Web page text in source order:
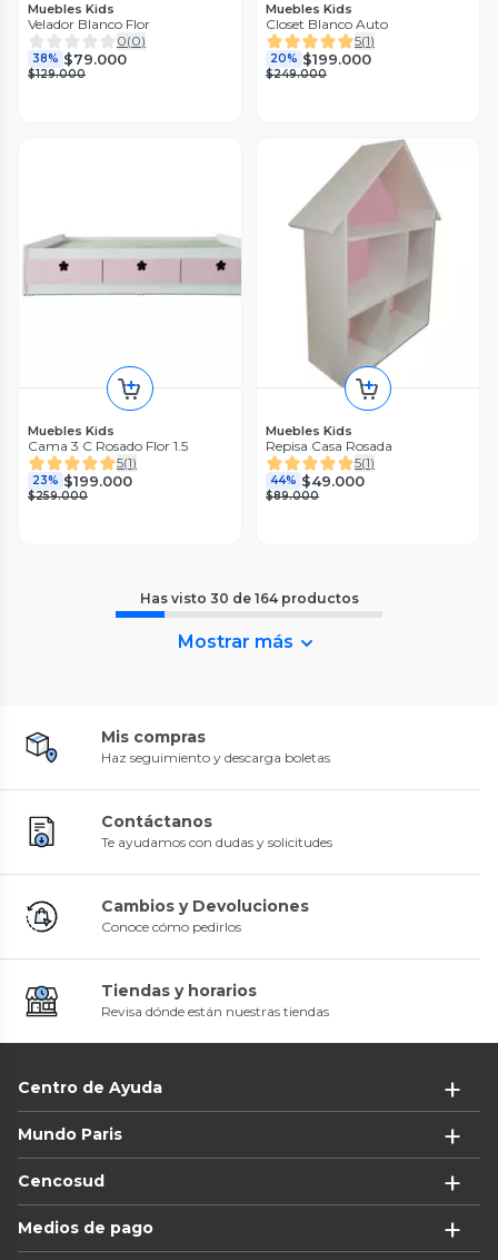
Muebles Kids
Velador Blanco Flor
0(0)
38% $79.000
$129.000
Muebles Kids
Closet Blanco Auto
5(1)
20% $199.000
$249.000
Muebles Kids
Cama 3 C Rosado Flor 1.5
5(1)
23% $199.000
$259.000
Muebles Kids
Repisa Casa Rosada
5(1)
44% $49.000
$89.000
Has visto 30 de 164 productos
Mostrar más
Mis compras
Haz seguimiento y descarga boletas
Contáctanos
Te ayudamos con dudas y solicitudes
Cambios y Devoluciones
Conoce cómo pedirlos
Tiendas y horarios
Revisa dónde están nuestras tiendas
Centro de Ayuda
Mundo Paris
Cencosud
Medios de pago